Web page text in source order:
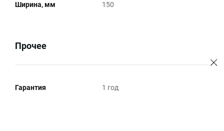
Ширина, мм 150
Прочее
Гарантия 1 год